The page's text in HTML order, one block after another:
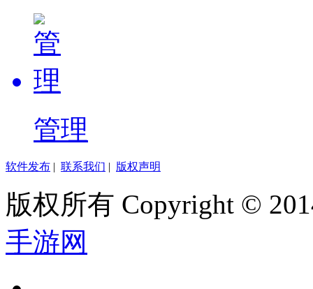
管理
软件发布 | 联系我们 | 版权声明
版权所有 Copyright ©
手游网